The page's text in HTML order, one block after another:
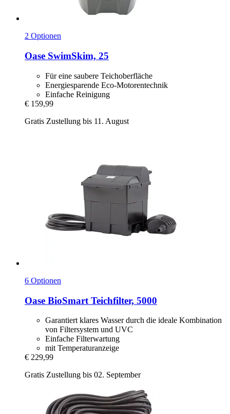
2 Optionen
Oase SwimSkim, 25
Für eine saubere Teichoberfläche
Energiesparende Eco-Motorentechnik
Einfache Reinigung
€ 159,99
Gratis Zustellung bis 11. August
6 Optionen
Oase BioSmart Teichfilter, 5000
Garantiert klares Wasser durch die ideale Kombination
von Filtersystem und UVC
Einfache Filterwartung
mit Temperaturanzeige
€ 229,99
Gratis Zustellung bis 02. September